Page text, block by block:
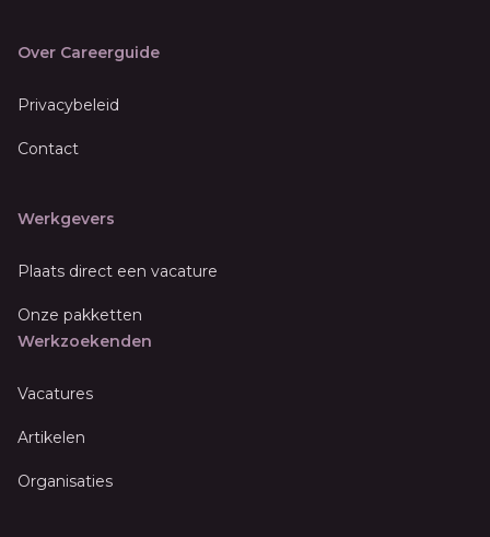
Over Careerguide
Privacybeleid
Contact
Werkgevers
Plaats direct een vacature
Onze pakketten
Werkzoekenden
Vacatures
Artikelen
Organisaties